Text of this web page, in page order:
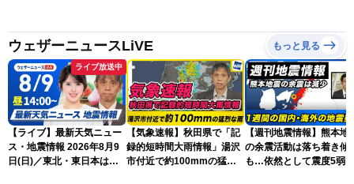
ウェザーニュースLiVE もっと見る
ライブ放送中
【ライブ】最新天気ニュー
ス・地震情報 2026年8月9
日(日)／東北・東日本は急
【気象速報】秋田県で「記
録的短時間大雨情報」湯沢
市付近で約100mmの猛烈
【週刊地震情報】熊本地
の余震活動は落ち着き傾
も…依然として震度5弱警